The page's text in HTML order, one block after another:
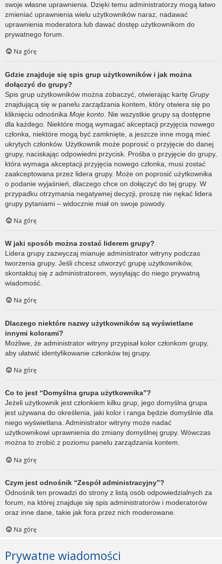
swoje własne uprawnienia. Dzięki temu administratorzy mogą łatwo
zmieniać uprawnienia wielu użytkowników naraz, nadawać
uprawnienia moderatora lub dawać dostęp użytkownikom do
prywatnego forum.
Na górę
Gdzie znajduje się spis grup użytkowników i jak można
dołączyć do grupy?
Spis grup użytkowników można zobaczyć, otwierając kartę Grupy
znajdującą się w panelu zarządzania kontem, który otwiera się po
kliknięciu odnośnika Moje konto . Nie wszystkie grupy są dostępne
dla każdego. Niektóre mogą wymagać akceptacji przyjęcia nowego
członka, niektóre mogą być zamknięte, a jeszcze inne mogą mieć
ukrytych członków. Użytkownik może poprosić o przyjęcie do danej
grupy, naciskając odpowiedni przycisk. Prośba o przyjęcie do grupy,
która wymaga akceptacji przyjęcia nowego członka, musi zostać
zaakceptowana przez lidera grupy. Może on poprosić użytkownika
o podanie wyjaśnień, dlaczego chce on dołączyć do tej grupy. W
przypadku otrzymania negatywnej decyzji, proszę nie nękać lidera
grupy pytaniami – widocznie miał on swoje powody.
Na górę
W jaki sposób można zostać liderem grupy?
Lidera grupy zazwyczaj mianuje administrator witryny podczas
tworzenia grupy. Jeśli chcesz utworzyć grupę użytkowników,
skontaktuj się z administratorem, wysyłając do niego prywatną
wiadomość.
Na górę
Dlaczego niektóre nazwy użytkowników są wyświetlane
innymi kolorami?
Możliwe, że administrator witryny przypisał kolor członkom grupy,
aby ułatwić identyfikowanie członków tej grupy.
Na górę
Co to jest “Domyślna grupa użytkownika”?
Jeżeli użytkownik jest członkiem kilku grup, jego domyślna grupa
jest używana do określenia, jaki kolor i ranga będzie domyślnie dla
niego wyświetlana. Administrator witryny może nadać
użytkownikowi uprawnienia do zmiany domyślnej grupy. Wówczas
można to zrobić z poziomu panelu zarządzania kontem.
Na górę
Czym jest odnośnik “Zespół administracyjny”?
Odnośnik ten prowadzi do strony z listą osób odpowiedzialnych za
forum, na której znajduje się spis administratorów i moderatorów
oraz inne dane, takie jak fora przez nich moderowane.
Na górę
Prywatne wiadomości